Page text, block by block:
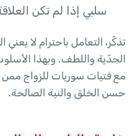
سلبي إذا لم تكن
تذكّر، التعامل باحترام لا يعني
الجدّية واللطف. وبهذا
مع فتيات سوريات للزواج
حسن الخلق والنية الصالحة.